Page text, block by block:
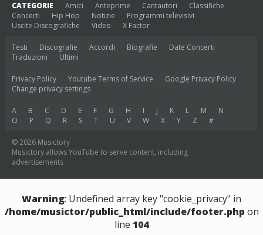
CATEGORIE Amici Anteprime Cantautori
Classifiche
Concerti
Hip Hop Notizie
Programmi televisivi
Uscite Discografiche
Video X Factor
Testi Discografie Accordi Biografie
Date Concerti
Traduzioni
Ultimi
Privacy Policy Youtube Terms of Service
Google Privacy Policy
Change privacy settings
A B C D E F G H I J K L M
N
O
P Q R S T U V W X Y Z #
© 2026 Musictory
Musictory allows YouTube to serve content, including
advertisements
Warning: Undefined array key "cookie_privacy" in
/home/musictor/public_html/include/footer.php on
line 104